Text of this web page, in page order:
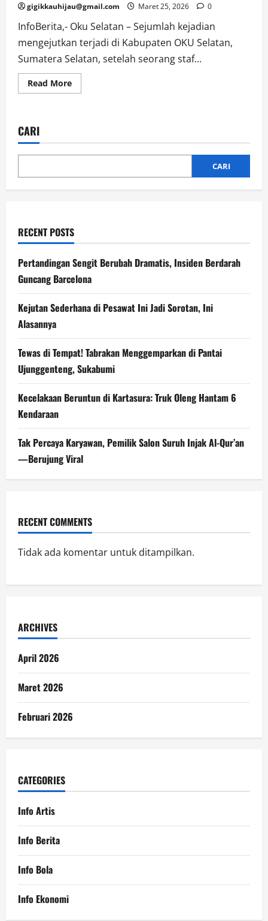
gigikkauhijau@gmail.com Maret 25, 2026 0
InfoBerita,- Oku Selatan – Sejumlah kejadian
mengejutkan terjadi di Kabupaten OKU Selatan,
Sumatera Selatan, setelah seorang staf...
Read MoreRead
more
Anggota,
Ungkap
CARI
CARI
RECENT POSTS
Pertandingan Sengit Berubah Dramatis, Insiden Berdarah
Guncang Barcelona
Kejutan Sederhana di Pesawat Ini Jadi Sorotan, Ini
Alasannya
Tewas di Tempat! Tabrakan Menggemparkan di Pantai
Ujunggenteng, Sukabumi
Kecelakaan Beruntun di Kartasura: Truk Oleng Hantam 6
Kendaraan
Tak Percaya Karyawan, Pemilik Salon Suruh Injak Al-Qur’an
—Berujung Viral
RECENT COMMENTS
Tidak ada komentar untuk ditampilkan.
ARCHIVES
April 2026
Maret 2026
Februari 2026
CATEGORIES
Info Artis
Info Berita
Info Bola
Info Ekonomi